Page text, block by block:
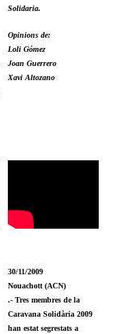
Solidaria.
Opinions de:
Loli Gómez
Joan Guerrero
Xavi Altozano
30/11/2009
Nouachott (ACN)
.- Tres membres de la
Caravana Solidària 2009
han estat segrestats a